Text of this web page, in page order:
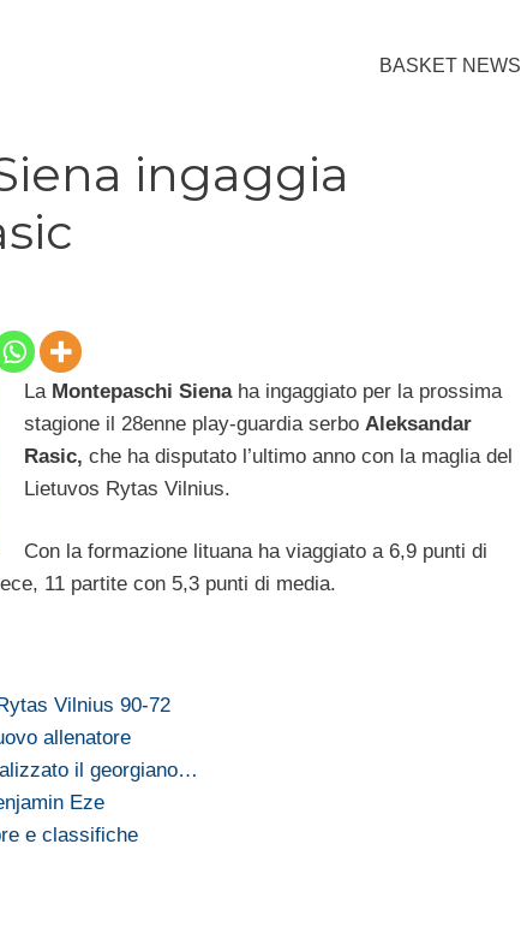
BASKET NEWS
ingaggia
La Montepaschi Sienaha ingaggiato per la prossima
stagione il 28enne play-guardia serbo Aleksandar
Rasic, che ha disputato l’ultimo anno con la maglia del
Lietuvos Rytas Vilnius.
Con la formazione lituana ha viaggiato a 6,9 punti di
11 partite con 5,3 punti di media.
Vilnius 90-72
allenatore
il georgiano…
Eze
e classifiche